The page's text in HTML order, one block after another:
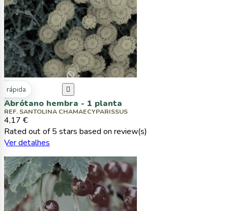
rápida 
Abrótano hembra - 1 planta
REF. SANTOLINA CHAMAECYPARISSUS
4,17 €
Rated out of 5 stars based on review(s)
Ver detalhes